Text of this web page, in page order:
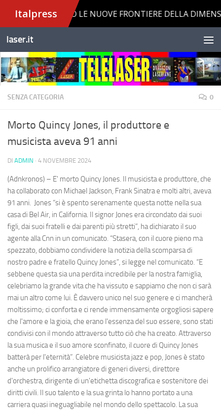
Salta al contenuto
laser.it
SENZA CATEGORIA 0
Morto Quincy Jones, il produttore e
musicista aveva 91 anni
DI ADMIN · 4 NOVEMBRE 2024
(Adnkronos) – E' morto Quincy Jones. Il musicista e produttore, che
ha collaborato con Michael Jackson, Frank Sinatra e molti altri, aveva
91 anni. Jones “si è spento serenamente questa notte nella sua
casa di Bel Air, in California. Il signor Jones era circondato dai suoi
figli, dai suoi fratelli e dai parenti più stretti”, ha dichiarato il suo
agente alla Cnn in un comunicato. “Stasera, con il cuore pieno ma
spezzato, dobbiamo condividere la notizia della scomparsa di
nostro padre e fratello Quincy Jones”, si legge nel comunicato. “E
sebbene questa sia una perdita incredibile per la nostra famiglia,
celebriamo la grande vita che ha vissuto e sappiamo che non ci sarà
mai un altro come lui. È davvero unico nel suo genere e ci mancherà
moltissimo; ci conforta e ci rende immensamente orgogliosi sapere
che l'amore e la gioia, che erano l'essenza del suo essere, sono stati
condivisi con il mondo attraverso tutto ciò che ha creato. Attraverso
la sua musica e il suo amore sconfinato, il cuore di Quincy Jones
batterà per l'eternità”. Celebre musicista jazz e pop, Jones è stato
anche un prolifico arrangiatore di generi diversi, direttore
d'orchestra, dirigente di un'etichetta discografica e sostenitore dei
diritti civili. Il suo talento e la sua grinta lo hanno portato a una
carriera quasi ineguagliabile nel mondo dello spettacolo. La sua